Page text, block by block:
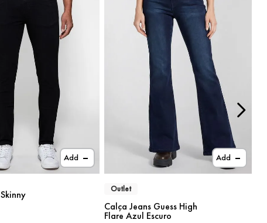
Add Add
Outlet
Calça Jeans Guess High
Flare Azul Escuro